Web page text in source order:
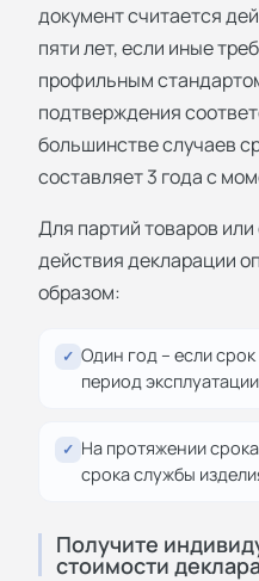
документ считается
пяти лет, если иные
профильным
подтверждения
большинстве случаев
составляет 3 года с
Для партий товаров
действия декларации
образом:
✓ Один год – если
период
✓ На протяжении
срока службы
Получите
стоимости